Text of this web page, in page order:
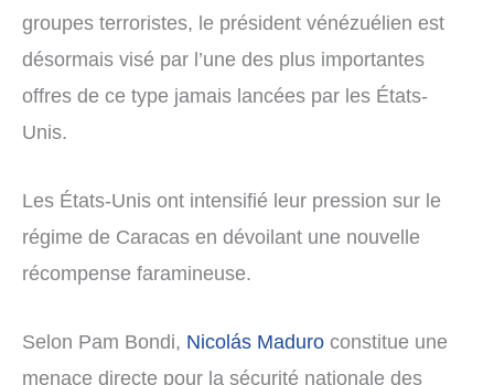
groupes terroristes, le président vénézuélien est
désormais visé par l’une des plus importantes
offres de ce type jamais lancées par les États-
Unis.
Les États-Unis ont intensifié leur pression sur le
régime de Caracas en dévoilant une nouvelle
récompense faramineuse.
Selon Pam Bondi, Nicolás Maduro constitue une
menace directe pour la sécurité nationale des